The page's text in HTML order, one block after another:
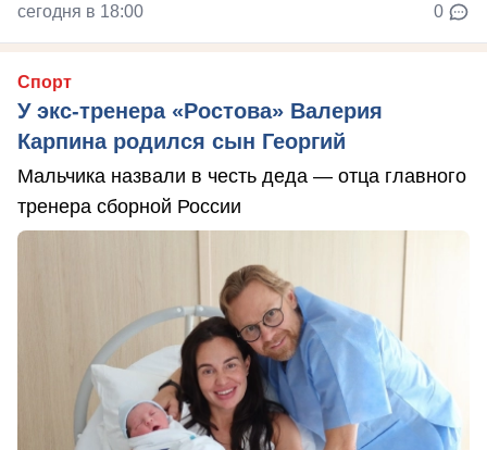
сегодня в 18:00 0
Спорт
У экс-тренера «Ростова» Валерия
Карпина родился сын Георгий
Мальчика назвали в честь деда — отца главного
тренера сборной России